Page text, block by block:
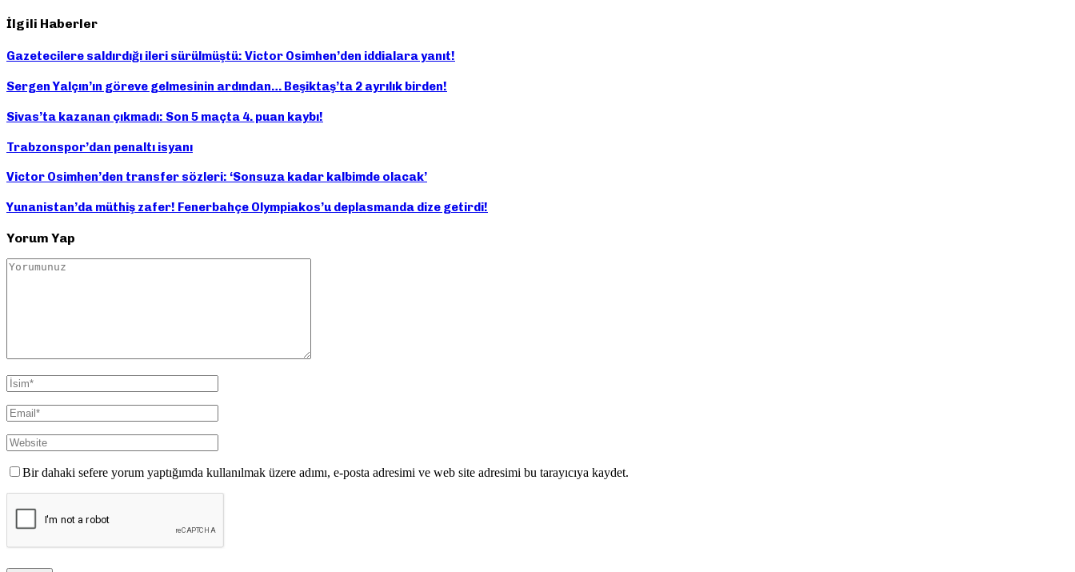
İlgili Haberler
Gazetecilere saldırdığı ileri sürülmüştü: Victor Osimhen’den iddialara yanıt!
Sergen Yalçın’ın göreve gelmesinin ardından… Beşiktaş’ta 2 ayrılık birden!
Sivas’ta kazanan çıkmadı: Son 5 maçta 4. puan kaybı!
Trabzonspor’dan penaltı isyanı
Victor Osimhen’den transfer sözleri: ‘Sonsuza kadar kalbimde olacak’
Yunanistan’da müthiş zafer! Fenerbahçe Olympiakos’u deplasmanda dize getirdi!
Yorum Yap
Bir dahaki sefere yorum yaptığımda kullanılmak üzere adımı, e-posta adresimi ve web site adresimi bu tarayıcıya kaydet.